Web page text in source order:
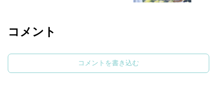
コメント
コメントを書き込む